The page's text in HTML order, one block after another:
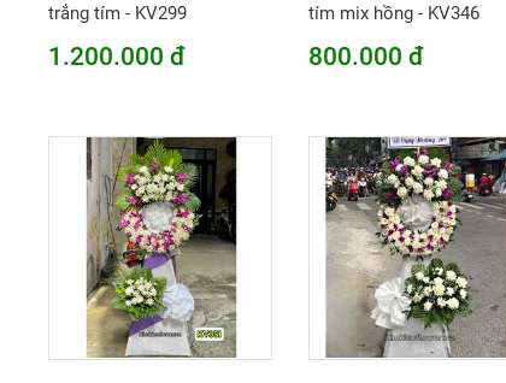
trắng tím - KV299
1.200.000 đ
tím mix hồng - KV346
800.000 đ